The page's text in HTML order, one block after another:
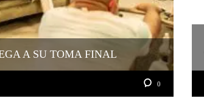
A SU TOMA FINAL
0